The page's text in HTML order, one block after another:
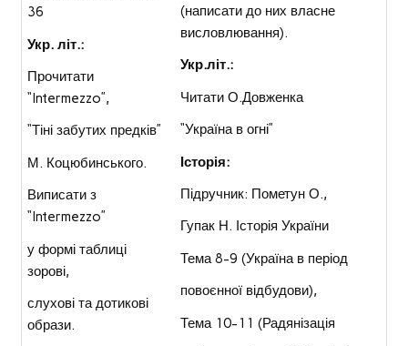
36
Укр. літ.:
Прочитати
“Intermezzo”,
“Тіні забутих предків”
М. Коцюбинського.
Виписати з
“Intermezzo”
у формі таблиці
зорові,
слухові та дотикові
образи.
(написати до них власне
висловлювання).
Укр.літ.:
Читати О.Довженка
“Україна в огні”
Історія:
Підручник: Пометун О.,
Гупак Н. Історія України
Тема 8-9 (Україна в період
повоєнної відбудови),
Тема 10-11 (Радянізація